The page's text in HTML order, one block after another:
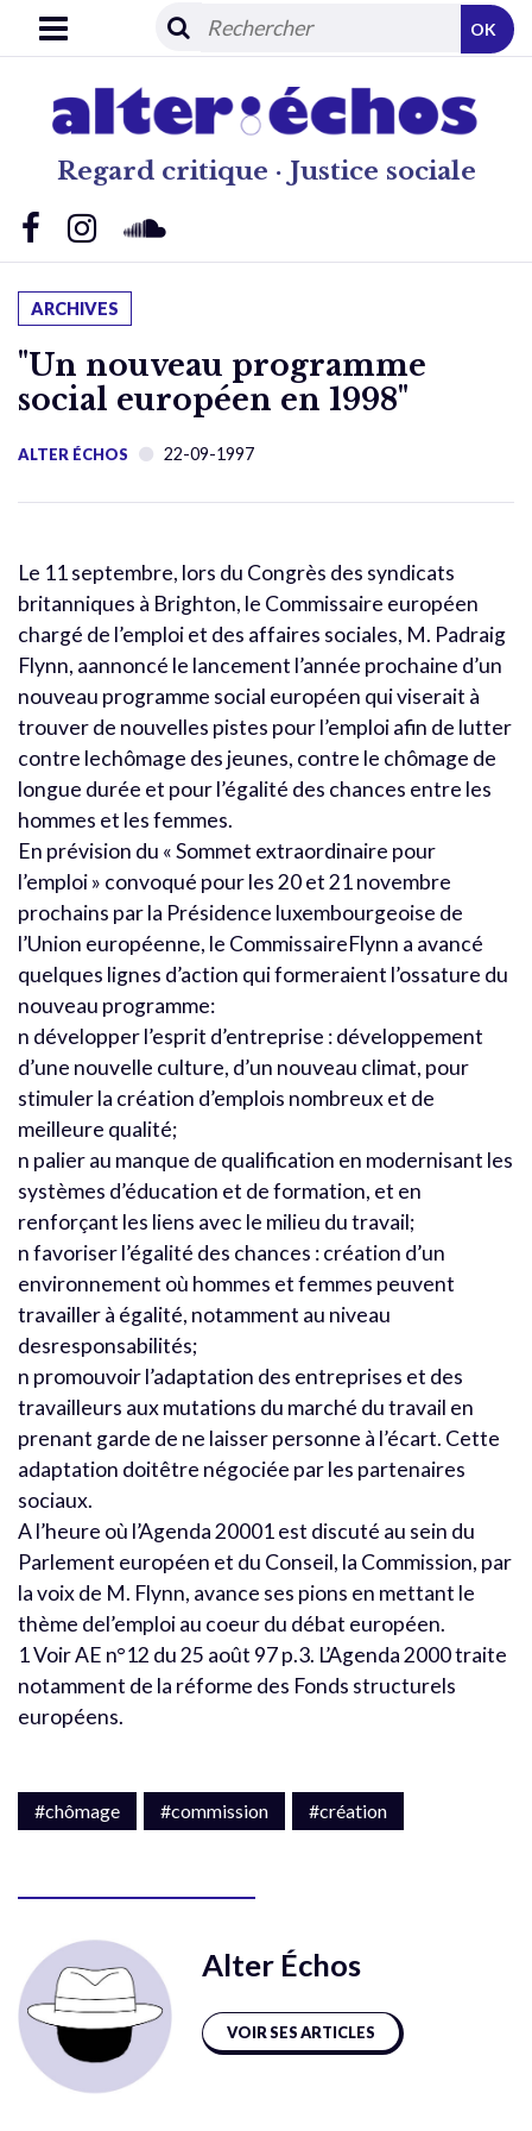
Regard critique · Justice sociale
OK
ARCHIVES
"Un nouveau programme
social européen en 1998"
ALTER ÉCHOS 22-09-1997
Le 11 septembre, lors du Congrès des syndicats
britanniques à Brighton, le Commissaire européen
chargé de l’emploi et des affaires sociales, M. Padraig
Flynn, aannoncé le lancement l’année prochaine d’un
nouveau programme social européen qui viserait à
trouver de nouvelles pistes pour l’emploi afin de lutter
contre lechômage des jeunes, contre le chômage de
longue durée et pour l’égalité des chances entre les
hommes et les femmes.
En prévision du « Sommet extraordinaire pour
l’emploi » convoqué pour les 20 et 21 novembre
prochains par la Présidence luxembourgeoise de
l’Union européenne, le CommissaireFlynn a avancé
quelques lignes d’action qui formeraient l’ossature du
nouveau programme:
n développer l’esprit d’entreprise : développement
d’une nouvelle culture, d’un nouveau climat, pour
stimuler la création d’emplois nombreux et de
meilleure qualité;
n palier au manque de qualification en modernisant les
systèmes d’éducation et de formation, et en
renforçant les liens avec le milieu du travail;
n favoriser l’égalité des chances : création d’un
environnement où hommes et femmes peuvent
travailler à égalité, notamment au niveau
desresponsabilités;
n promouvoir l’adaptation des entreprises et des
travailleurs aux mutations du marché du travail en
prenant garde de ne laisser personne à l’écart. Cette
adaptation doitêtre négociée par les partenaires
sociaux.
A l’heure où l’Agenda 20001 est discuté au sein du
Parlement européen et du Conseil, la Commission, par
la voix de M. Flynn, avance ses pions en mettant le
thème del’emploi au coeur du débat européen.
1 Voir AE n°12 du 25 août 97 p.3. L’Agenda 2000 traite
notamment de la réforme des Fonds structurels
européens.
#chômage #commission #création
Alter Échos
VOIR SES ARTICLES